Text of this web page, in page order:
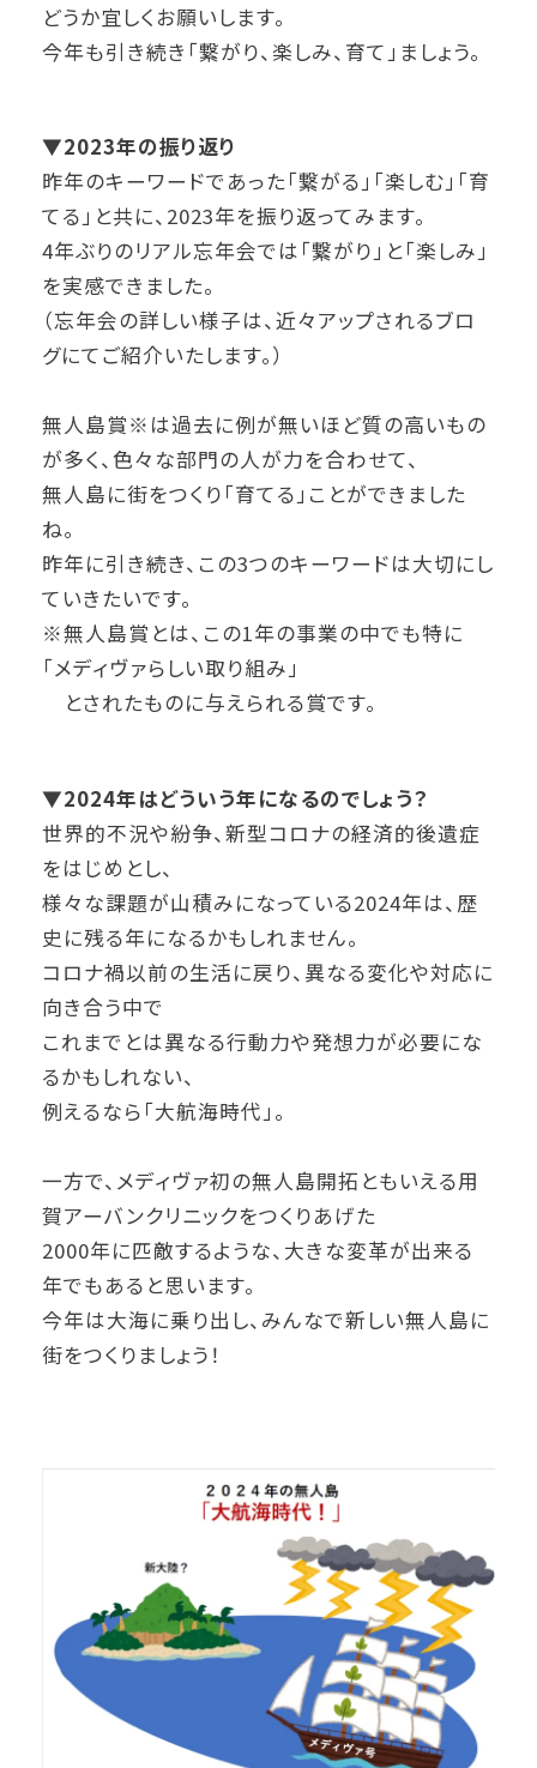
どうか宜しくお願いします。
今年も引き続き「繋がり、楽しみ、育て」ましょう。
▼2023年の振り返り
昨年のキーワードであった「繋がる」「楽しむ」「育
てる」と共に、2023年を振り返ってみます。
4年ぶりのリアル忘年会では「繋がり」と「楽しみ」
を実感できました。
（忘年会の詳しい様子は、近々アップされるブロ
グにてご紹介いたします。）
無人島賞※は過去に例が無いほど質の高いもの
が多く、色々な部門の人が力を合わせて、
無人島に街をつくり「育てる」ことができました
ね。
昨年に引き続き、この3つのキーワードは大切にし
ていきたいです。
※無人島賞とは、この1年の事業の中でも特に
「メディヴァらしい取り組み」
とされたものに与えられる賞です。
▼2024年はどういう年になるのでしょう？
世界的不況や紛争、新型コロナの経済的後遺症
をはじめとし、
様々な課題が山積みになっている2024年は、歴
史に残る年になるかもしれません。
コロナ禍以前の生活に戻り、異なる変化や対応に
向き合う中で
これまでとは異なる行動力や発想力が必要にな
るかもしれない、
例えるなら「大航海時代」。
一方で、メディヴァ初の無人島開拓ともいえる用
賀アーバンクリニックをつくりあげた
2000年に匹敵するような、大きな変革が出来る
年でもあると思います。
今年は大海に乗り出し、みんなで新しい無人島に
街をつくりましょう！